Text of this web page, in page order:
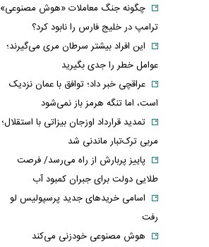
چگونه جنگ معاملات «هوش مصنوعی»
ترامپ در خلیج فارس را نابود کرد؟
این افراد بیشتر سرطان مری می‌گیرند؛
عوامل خطر را جدی بگیرید
عراقچی خبر داد؛ توافق با عمان نزدیک
است، اما تنگه هرمز باز نمی‌شود
تمدید قرارداد اوزجان بیزاتی با استقلال؛
مربی ترک‌تبار ماندنی شد
پاییز پربارش از راه می‌رسد/ فرصت
طلایی دولت برای جبران کمبود آب
اسامی خریدهای جدید پرسپولیس لو
رفت
هوش مصنوعی خودزنی می‌کند